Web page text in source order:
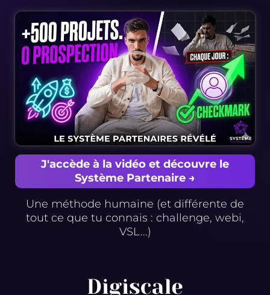
J'accède à la vidéo et découvre le
Système Partenaire →
Une méthode humaine (et différente de
tout ce que tu connais : challenge, webi,
VSL...)